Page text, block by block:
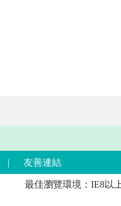
| 友善連結
最佳瀏覽環境：IE8以